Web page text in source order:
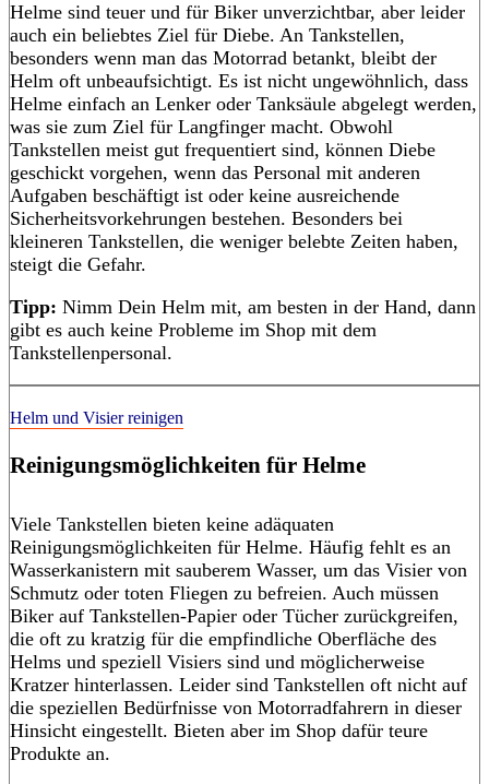
Helme sind teuer und für Biker unverzichtbar, aber leider
auch ein beliebtes Ziel für Diebe. An Tankstellen,
besonders wenn man das Motorrad betankt, bleibt der
Helm oft unbeaufsichtigt. Es ist nicht ungewöhnlich, dass
Helme einfach an Lenker oder Tanksäule abgelegt werden,
was sie zum Ziel für Langfinger macht. Obwohl
Tankstellen meist gut frequentiert sind, können Diebe
geschickt vorgehen, wenn das Personal mit anderen
Aufgaben beschäftigt ist oder keine ausreichende
Sicherheitsvorkehrungen bestehen. Besonders bei
kleineren Tankstellen, die weniger belebte Zeiten haben,
steigt die Gefahr.
Tipp: Nimm Dein Helm mit, am besten in der Hand, dann
gibt es auch keine Probleme im Shop mit dem
Tankstellenpersonal.
Helm und Visier reinigen
Reinigungsmöglichkeiten für Helme
Viele Tankstellen bieten keine adäquaten
Reinigungsmöglichkeiten für Helme. Häufig fehlt es an
Wasserkanistern mit sauberem Wasser, um das Visier von
Schmutz oder toten Fliegen zu befreien. Auch müssen
Biker auf Tankstellen-Papier oder Tücher zurückgreifen,
die oft zu kratzig für die empfindliche Oberfläche des
Helms und speziell Visiers sind und möglicherweise
Kratzer hinterlassen. Leider sind Tankstellen oft nicht auf
die speziellen Bedürfnisse von Motorradfahrern in dieser
Hinsicht eingestellt. Bieten aber im Shop dafür teure
Produkte an.